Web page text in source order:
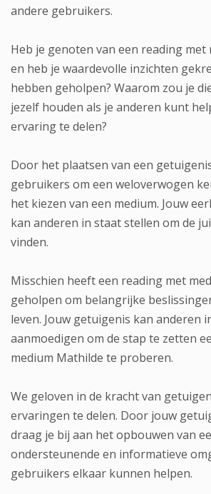
andere gebruikers.
Heb je genoten van een reading met
en heb je waardevolle inzichten
hebben geholpen? Waarom zou je
jezelf houden als je anderen kunt
ervaring te delen?
Door het plaatsen van een
gebruikers om een weloverwogen
het kiezen van een medium. Jouw
kan anderen in staat stellen om de
vinden.
Misschien heeft een reading met
geholpen om belangrijke
leven. Jouw getuigenis kan anderen
aanmoedigen om de stap te zetten
medium Mathilde te proberen.
We geloven in de kracht van
ervaringen te delen. Door jouw
draag je bij aan het opbouwen van
ondersteunende en informatieve
gebruikers elkaar kunnen helpen.